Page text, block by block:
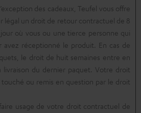
des cadeaux, Teufel vous offre
légal un droit de retour contractuel de 8
où vous ou une tierce personne qui
avez réceptionné le produit. En cas de
le droit de huit semaines entre en
livraison du dernier paquet. Votre droit
touché ou remis en question par le droit
usage de votre droit contractuel de